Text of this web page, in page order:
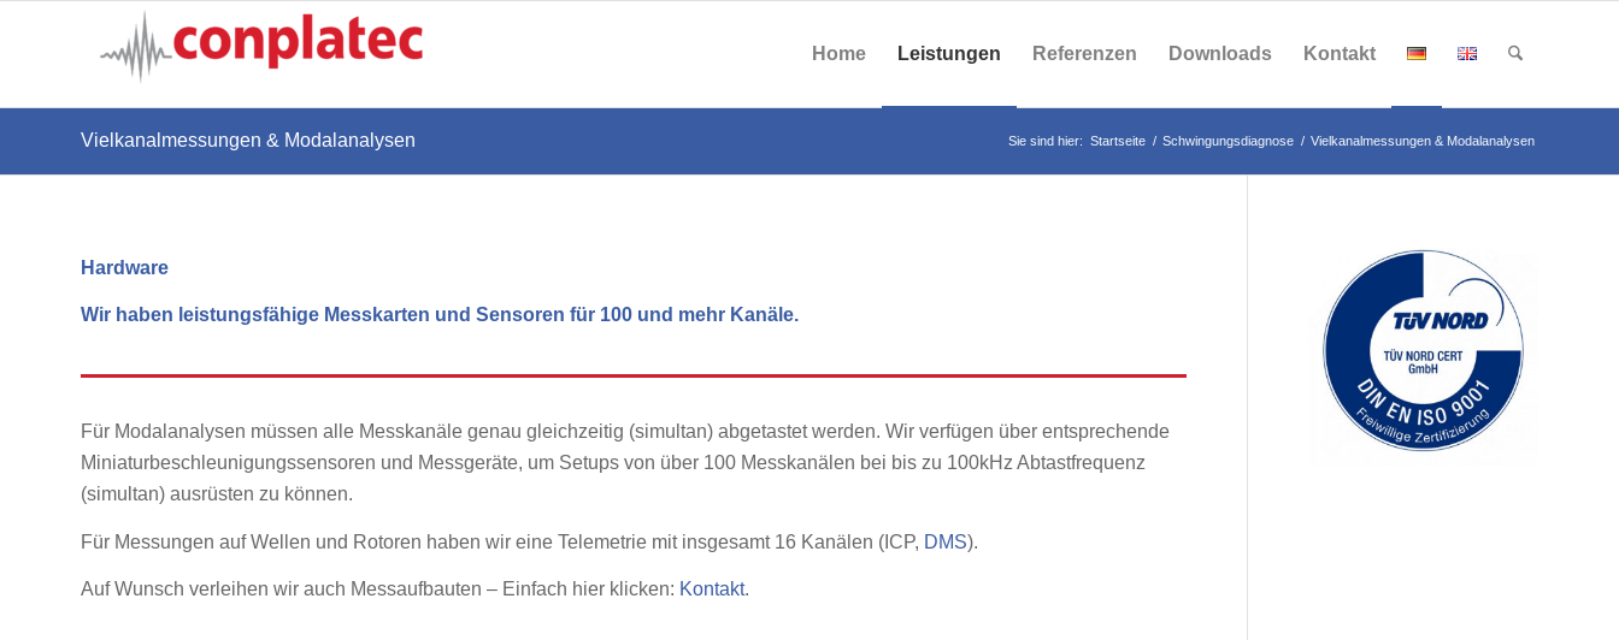
Home Leistungen Referenzen Downloads Kontakt
Vielkanalmessungen & Modalanalysen Sie sind hier: Startseite / Schwingungsdiagnose / Vielkanalmessungen & Modalanalysen
Hardware
Wir haben leistungsfähige Messkarten und Sensoren für 100 und mehr Kanäle.
Für Modalanalysen müssen alle Messkanäle genau gleichzeitig (simultan) abgetastet werden. Wir verfügen über entsprechende
Miniaturbeschleunigungssensoren und Messgeräte, um Setups von über 100 Messkanälen bei bis zu 100kHz Abtastfrequenz
(simultan) ausrüsten zu können.
Für Messungen auf Wellen und Rotoren haben wir eine Telemetrie mit insgesamt 16 Kanälen (ICP, DMS).
Auf Wunsch verleihen wir auch Messaufbauten – Einfach hier klicken: Kontakt.